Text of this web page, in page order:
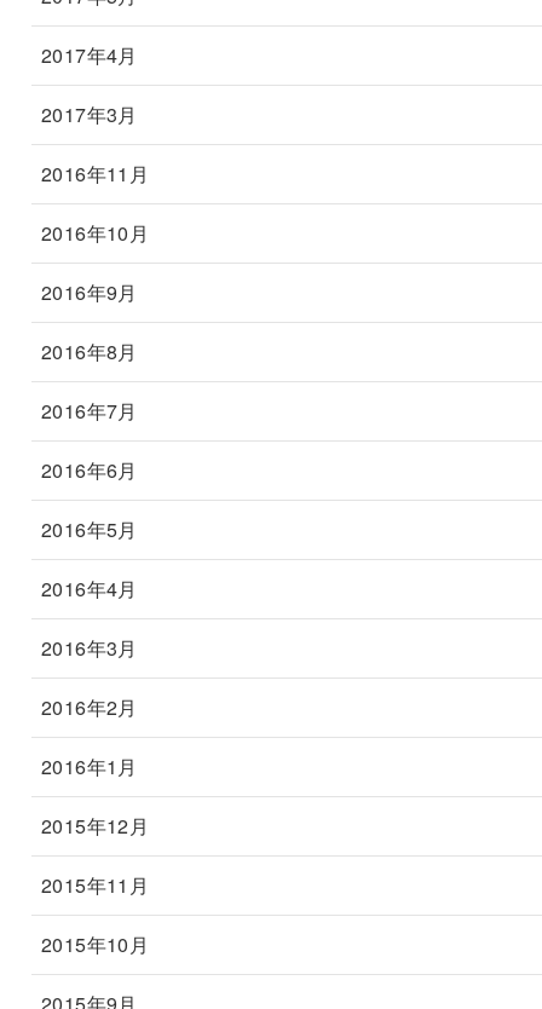
2017年4月
2017年3月
2016年11月
2016年10月
2016年9月
2016年8月
2016年7月
2016年6月
2016年5月
2016年4月
2016年3月
2016年2月
2016年1月
2015年12月
2015年11月
2015年10月